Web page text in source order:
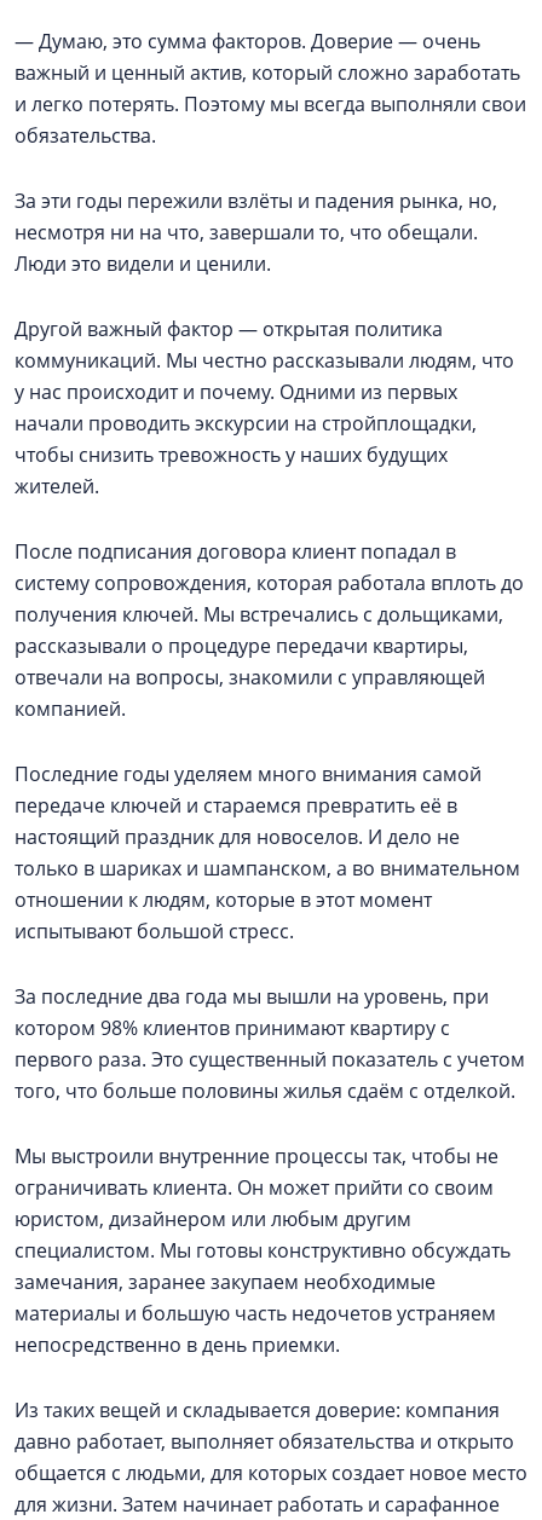
— Думаю, это сумма факторов. Доверие — очень
важный и ценный актив, который сложно заработать
и легко потерять. Поэтому мы всегда выполняли свои
обязательства.
За эти годы пережили взлёты и падения рынка, но,
несмотря ни на что, завершали то, что обещали.
Люди это видели и ценили.
Другой важный фактор — открытая политика
коммуникаций. Мы честно рассказывали людям, что
у нас происходит и почему. Одними из первых
начали проводить экскурсии на стройплощадки,
чтобы снизить тревожность у наших будущих
жителей.
После подписания договора клиент попадал в
систему сопровождения, которая работала вплоть до
получения ключей. Мы встречались с дольщиками,
рассказывали о процедуре передачи квартиры,
отвечали на вопросы, знакомили с управляющей
компанией.
Последние годы уделяем много внимания самой
передаче ключей и стараемся превратить её в
настоящий праздник для новоселов. И дело не
только в шариках и шампанском, а во внимательном
отношении к людям, которые в этот момент
испытывают большой стресс.
За последние два года мы вышли на уровень, при
котором 98% клиентов принимают квартиру с
первого раза. Это существенный показатель с учетом
того, что больше половины жилья сдаём с отделкой.
Мы выстроили внутренние процессы так, чтобы не
ограничивать клиента. Он может прийти со своим
юристом, дизайнером или любым другим
специалистом. Мы готовы конструктивно обсуждать
замечания, заранее закупаем необходимые
материалы и большую часть недочетов устраняем
непосредственно в день приемки.
Из таких вещей и складывается доверие: компания
давно работает, выполняет обязательства и открыто
общается с людьми, для которых создает новое место
для жизни. Затем начинает работать и сарафанное